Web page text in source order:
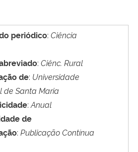
periódico: Ciência
: Ciênc. Rural
de: Universidade
de Santa Maria
: Anual
de
: PublicaçãoContínua